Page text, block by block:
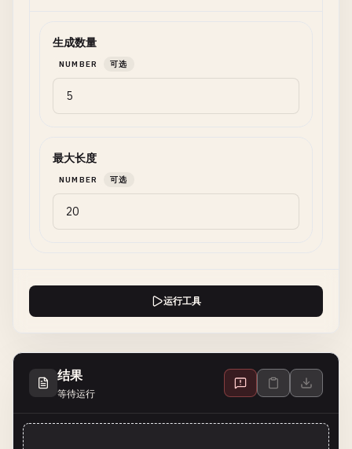
生成数量
NUMBER 可选
最大长度
NUMBER 可选
运行工具
结果
等待运行